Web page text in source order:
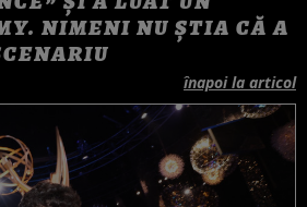
NIMENI NU ȘTIA CĂ A
înapoi la articol